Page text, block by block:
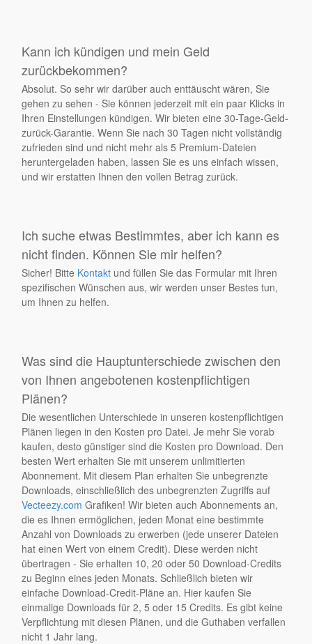
Kann ich kündigen und mein Geld
zurückbekommen?
Absolut. So sehr wir darüber auch enttäuscht wären, Sie
gehen zu sehen - Sie können jederzeit mit ein paar Klicks in
Ihren Einstellungen kündigen. Wir bieten eine 30-Tage-Geld-
zurück-Garantie. Wenn Sie nach 30 Tagen nicht vollständig
zufrieden sind und nicht mehr als 5 Premium-Dateien
heruntergeladen haben, lassen Sie es uns einfach wissen,
und wir erstatten Ihnen den vollen Betrag zurück.
Ich suche etwas Bestimmtes, aber ich kann es
nicht finden. Können Sie mir helfen?
Sicher! Bitte Kontakt und füllen Sie das Formular mit Ihren
spezifischen Wünschen aus, wir werden unser Bestes tun,
um Ihnen zu helfen.
Was sind die Hauptunterschiede zwischen den
von Ihnen angebotenen kostenpflichtigen
Plänen?
Die wesentlichen Unterschiede in unseren kostenpflichtigen
Plänen liegen in den Kosten pro Datei. Je mehr Sie vorab
kaufen, desto günstiger sind die Kosten pro Download. Den
besten Wert erhalten Sie mit unserem unlimitierten
Abonnement. Mit diesem Plan erhalten Sie unbegrenzte
Downloads, einschließlich des unbegrenzten Zugriffs auf
Vecteezy.com Grafiken! Wir bieten auch Abonnements an,
die es Ihnen ermöglichen, jeden Monat eine bestimmte
Anzahl von Downloads zu erwerben (jede unserer Dateien
hat einen Wert von einem Credit). Diese werden nicht
übertragen - Sie erhalten 10, 20 oder 50 Download-Credits
zu Beginn eines jeden Monats. Schließlich bieten wir
einfache Download-Credit-Pläne an. Hier kaufen Sie
einmalige Downloads für 2, 5 oder 15 Credits. Es gibt keine
Verpflichtung mit diesen Plänen, und die Guthaben verfallen
nicht 1 Jahr lang.